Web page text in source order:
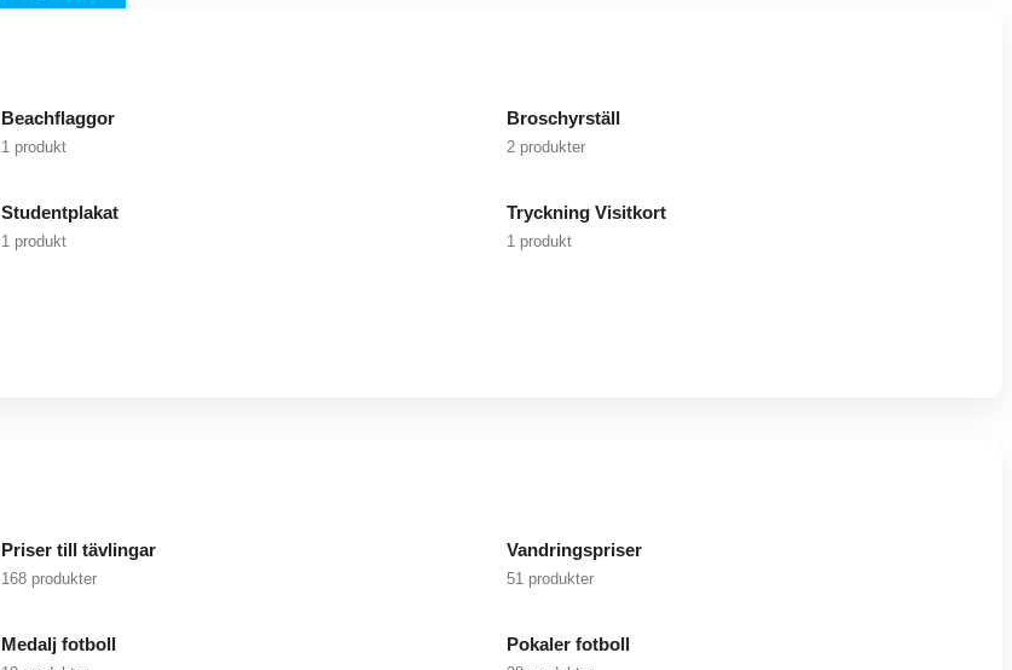
Beachflaggor
1 produkt
Broschyrställ
2 produkter
Studentplakat
1 produkt
Tryckning Visitkort
1 produkt
Priser till tävlingar
168 produkter
Vandringspriser
51 produkter
Medalj fotboll Pokaler fotboll